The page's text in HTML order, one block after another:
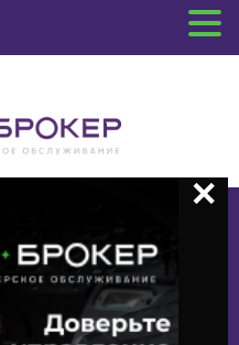
109 оф.510